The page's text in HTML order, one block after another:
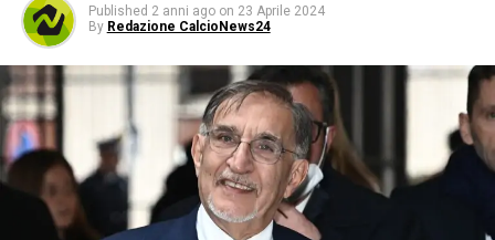
Published 2 anni ago on 23 Aprile 2024
By Redazione CalcioNews24